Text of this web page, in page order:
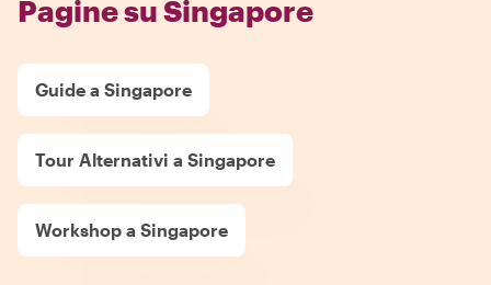
Pagine su Singapore
Guide a Singapore
Tour Alternativi a Singapore
Workshop a Singapore